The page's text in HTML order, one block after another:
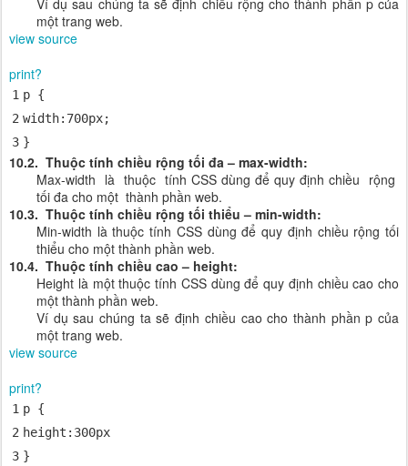
Ví dụ sau chúng ta sẽ định chiều rộng cho thành phần p của
một trang web.
view source
print?
1 p {
2 width: 700px;
3 }
10.2. Thuộc tính chiều rộng tối đa – max-width:
Max-width là thuộc tính CSS dùng để quy định chiều rộng
tối đa cho một thành phần web.
10.3. Thuộc tính chiều rộng tối thiểu – min-width:
Min-width là thuộc tính CSS dùng để quy định chiều rộng tối
thiểu cho một thành phần web.
10.4. Thuộc tính chiều cao – height:
Height là một thuộc tính CSS dùng để quy định chiều cao cho
một thành phần web.
Ví dụ sau chúng ta sẽ định chiều cao cho thành phần p của
một trang web.
view source
print?
1 p {
2 height : 300px
3 }